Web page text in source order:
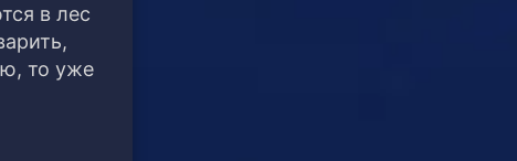
в лес
то уже